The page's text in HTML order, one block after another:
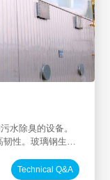
水除臭的设备。
性。玻璃钢生物
除臭等场景,可有
Technical Q&A